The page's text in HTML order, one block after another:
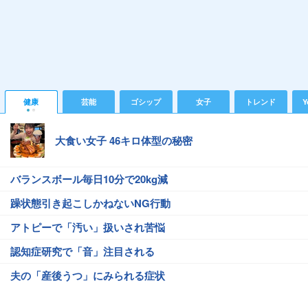
健康 芸能 ゴシップ 女子 トレンド
大食い女子 46キロ体型の秘密
バランスボール毎日10分で20kg減
躁状態引き起こしかねないNG行動
アトピーで「汚い」扱いされ苦悩
認知症研究で「音」注目される
夫の「産後うつ」にみられる症状